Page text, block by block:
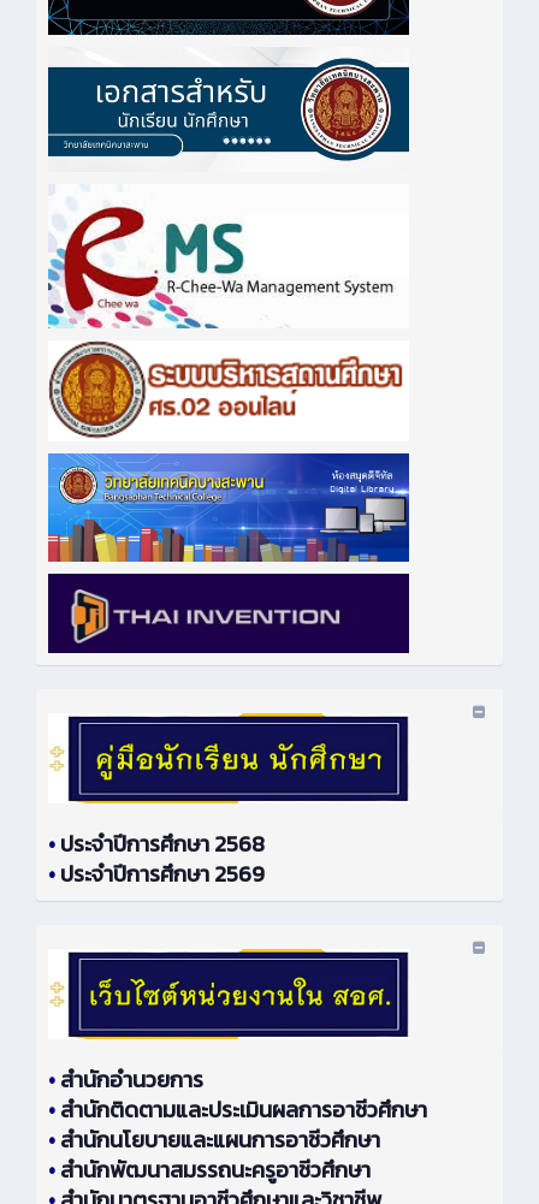
•ประจำปีการศึกษา 2568
•ประจำปีการศึกษา 2569
•สำนักอำนวยการ
•สำนักติดตามและประเมินผลการอาชีวศึกษา
•สำนักนโยบายและแผนการอาชีวศึกษา
•สำนักพัฒนาสมรรถนะครูอาชีวศึกษา